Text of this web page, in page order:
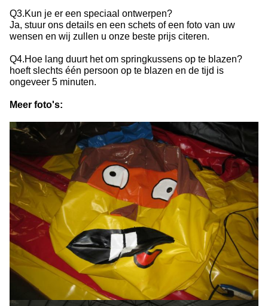
Q3.Kun je er een speciaal ontwerpen?
Ja, stuur ons details en een schets of een foto van uw
wensen en wij zullen u onze beste prijs citeren.
Q4.Hoe lang duurt het om springkussens op te blazen?
hoeft slechts één persoon op te blazen en de tijd is
ongeveer 5 minuten.
Meer foto's: